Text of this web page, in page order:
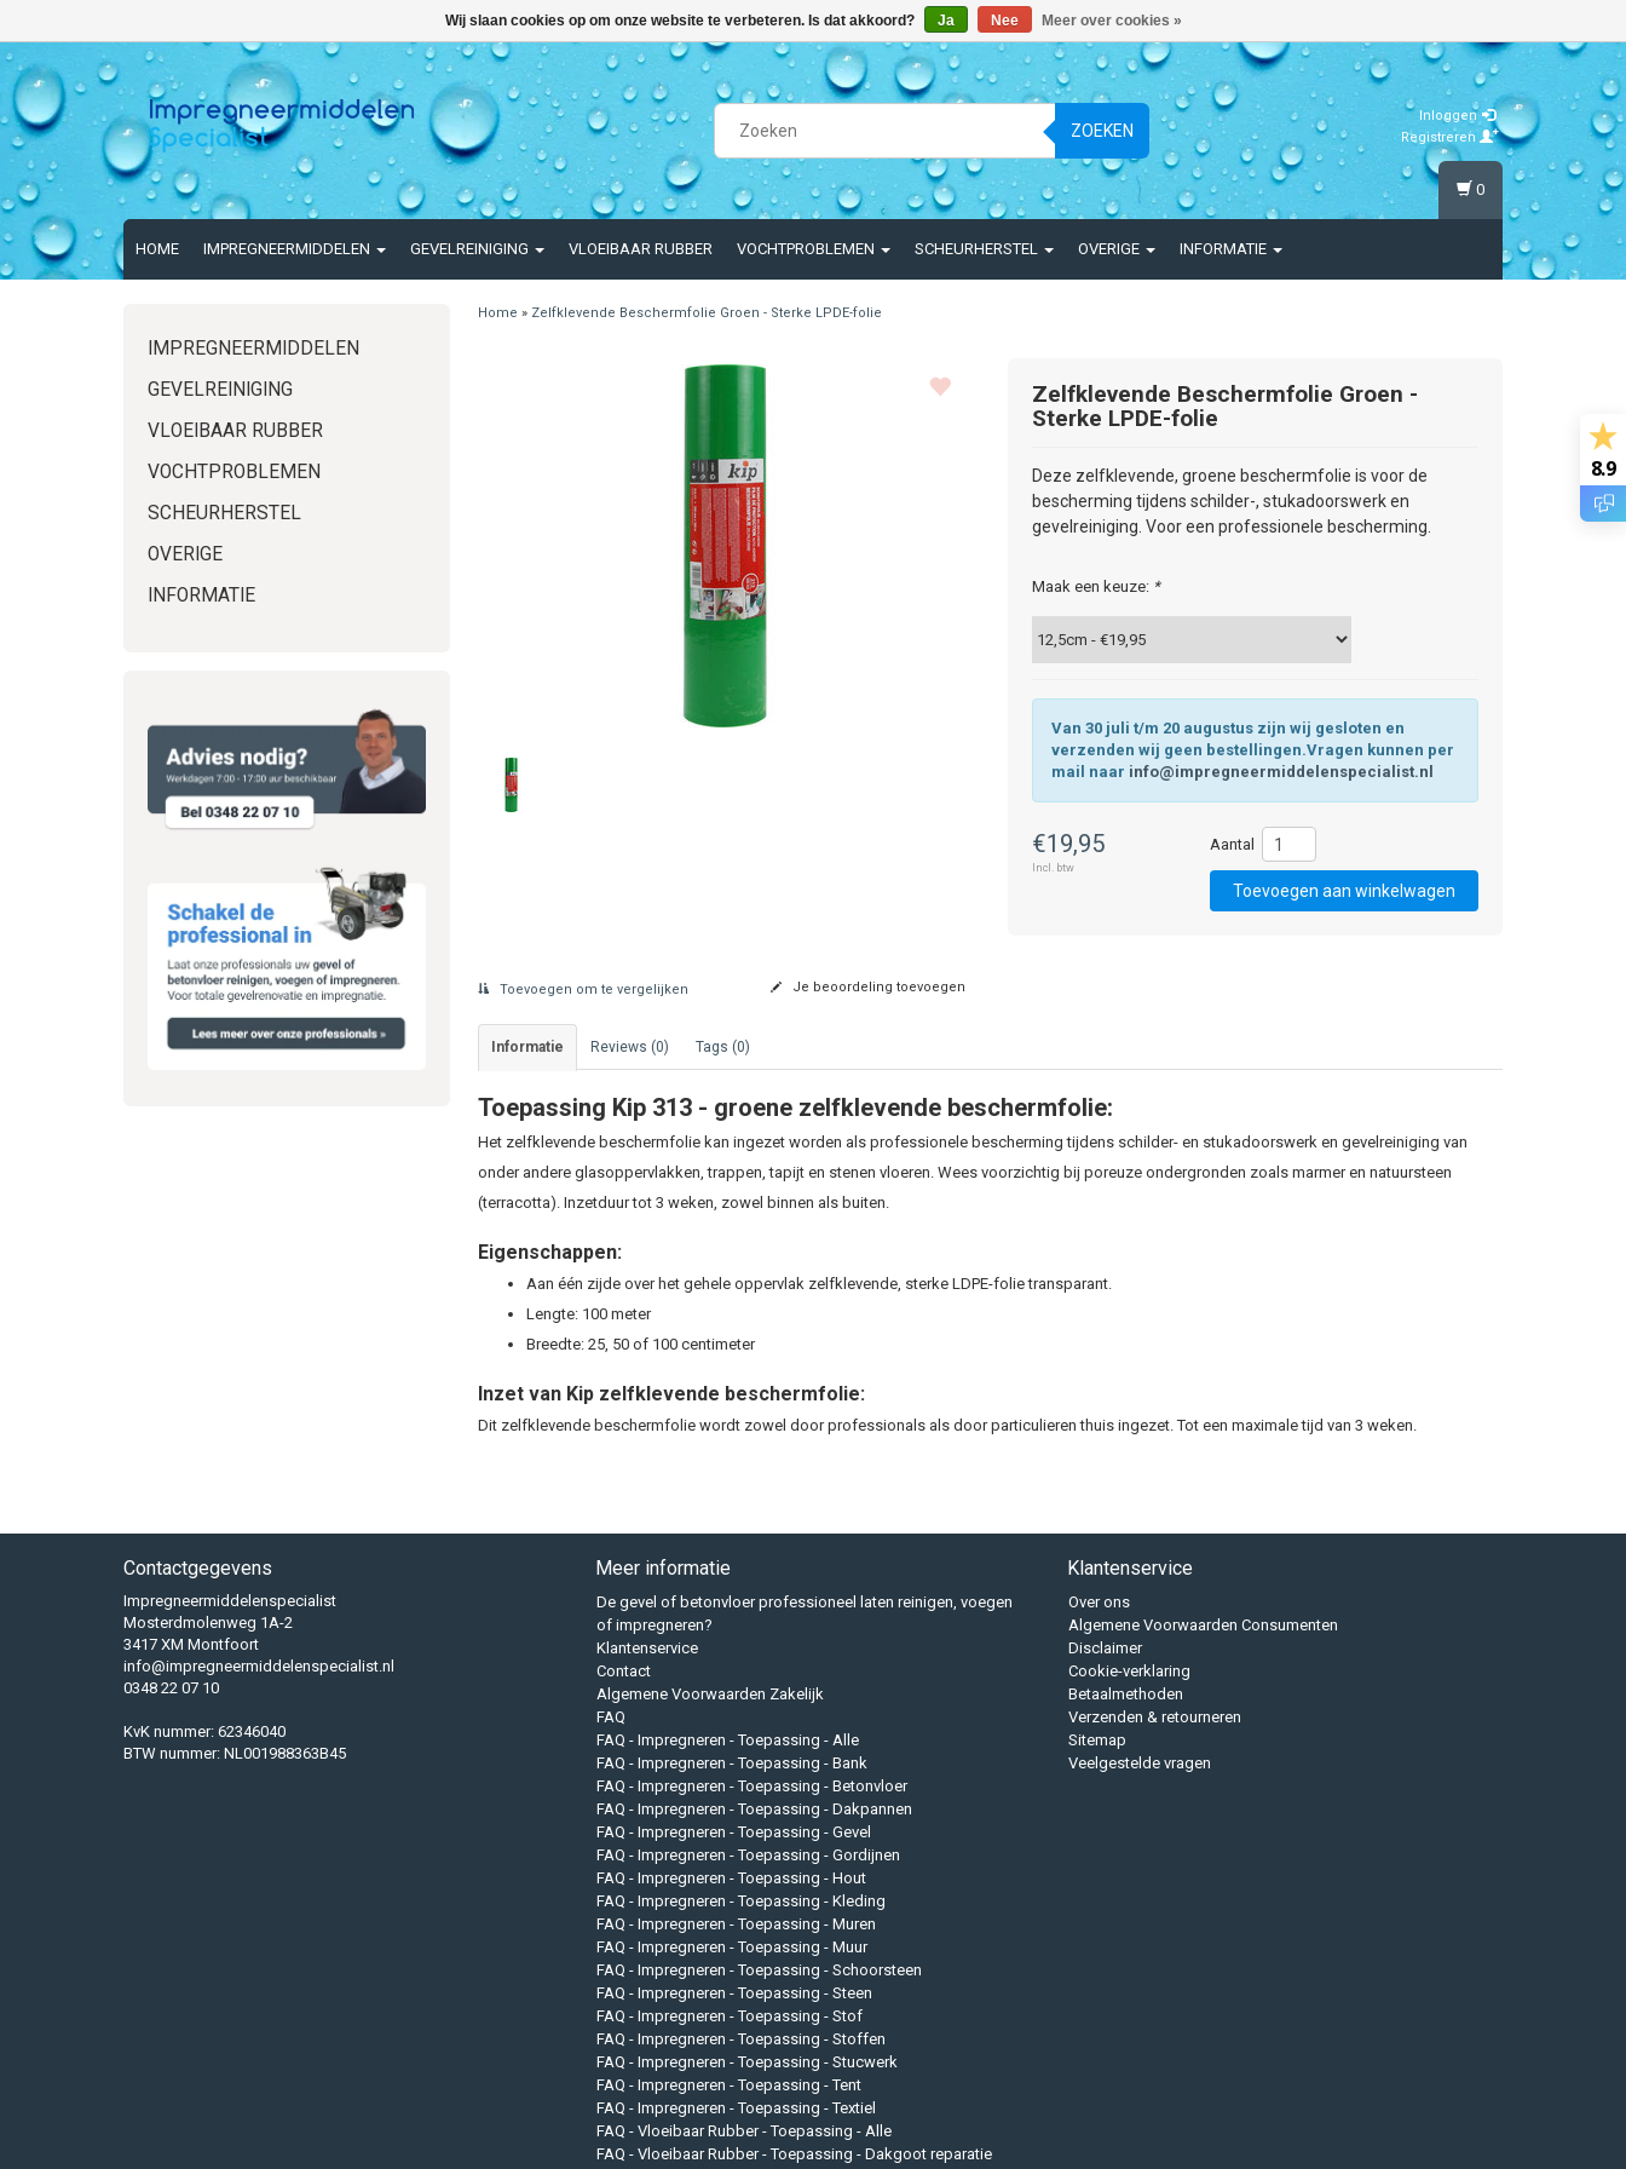
ZOEKEN
Inloggen
Registreren
HOME IMPREGNEERMIDDELEN GEVELREINIGING VLOEIBAAR RUBBER VOCHTPROBLEMEN SCHEURHERSTEL OVERIGE INFORMATIE
0
IMPREGNEERMIDDELEN
GEVELREINIGING
VLOEIBAAR RUBBER
VOCHTPROBLEMEN
SCHEURHERSTEL
OVERIGE
INFORMATIE
Home » Zelfklevende Beschermfolie Groen - Sterke LPDE-folie
Zelfklevende Beschermfolie Groen -
Sterke LPDE-folie
Deze zelfklevende, groene beschermfolie is voor de
bescherming tijdens schilder-, stukadoorswerk en
gevelreiniging. Voor een professionele bescherming.
Maak een keuze: *
Van 30 juli t/m 20 augustus zijn wij gesloten en
verzenden wij geen bestellingen.Vragen kunnen per
mail naar info@impregneermiddelenspecialist.nl
€19,95
Incl. btw
Toevoegen om te vergelijken Je beoordeling toevoegen
Informatie Reviews (0) Tags (0)
Toepassing Kip 313 - groene zelfklevende beschermfolie:
Het zelfklevende beschermfolie kan ingezet worden als professionele bescherming tijdens schilder- en stukadoorswerk en gevelreiniging van
onder andere glasoppervlakken, trappen, tapijt en stenen vloeren. Wees voorzichtig bij poreuze ondergronden zoals marmer en natuursteen
(terracotta). Inzetduur tot 3 weken, zowel binnen als buiten.
Eigenschappen:
Aan één zijde over het gehele oppervlak zelfklevende, sterke LDPE-folie transparant.
Lengte: 100 meter
Breedte: 25, 50 of 100 centimeter
Inzet van Kip zelfklevende beschermfolie:
Dit zelfklevende beschermfolie wordt zowel door professionals als door particulieren thuis ingezet. Tot een maximale tijd van 3 weken.
Contactgegevens
Impregneermiddelenspecialist
Mosterdmolenweg 1A-2
3417 XM Montfoort
info@impregneermiddelenspecialist.nl
0348 22 07 10
KvK nummer: 62346040
BTW nummer: NL001988363B45
Meer informatie
De gevel of betonvloer professioneel laten reinigen, voegen
of impregneren?
Klantenservice
Contact
Algemene Voorwaarden Zakelijk
FAQ
FAQ - Impregneren - Toepassing - Alle
FAQ - Impregneren - Toepassing - Bank
FAQ - Impregneren - Toepassing - Betonvloer
FAQ - Impregneren - Toepassing - Dakpannen
FAQ - Impregneren - Toepassing - Gevel
FAQ - Impregneren - Toepassing - Gordijnen
FAQ - Impregneren - Toepassing - Hout
FAQ - Impregneren - Toepassing - Kleding
FAQ - Impregneren - Toepassing - Muren
FAQ - Impregneren - Toepassing - Muur
FAQ - Impregneren - Toepassing - Schoorsteen
FAQ - Impregneren - Toepassing - Steen
FAQ - Impregneren - Toepassing - Stof
FAQ - Impregneren - Toepassing - Stoffen
FAQ - Impregneren - Toepassing - Stucwerk
FAQ - Impregneren - Toepassing - Tent
FAQ - Impregneren - Toepassing - Textiel
FAQ - Vloeibaar Rubber - Toepassing - Alle
FAQ - Vloeibaar Rubber - Toepassing - Dakgoot reparatie
Klantenservice
Over ons
Algemene Voorwaarden Consumenten
Disclaimer
Cookie-verklaring
Betaalmethoden
Verzenden & retourneren
Sitemap
Veelgestelde vragen
8.9
Wij slaan cookies op om onze website te verbeteren. Is dat akkoord? Ja Nee Meer over cookies »